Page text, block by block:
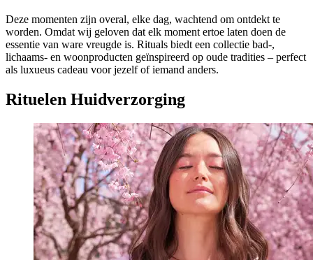
Deze momenten zijn overal, elke dag, wachtend om ontdekt te
worden. Omdat wij geloven dat elk moment ertoe laten doen de
essentie van ware vreugde is. Rituals biedt een collectie bad-,
lichaams- en woonproducten geïnspireerd op oude tradities – perfect
als luxueus cadeau voor jezelf of iemand anders.
Rituelen Huidverzorging